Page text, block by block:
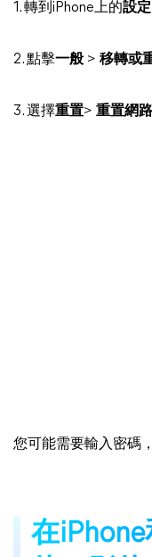
1. 轉到iPhone上的設定
2. 點擊一般 > 移轉或
3. 選擇重置> 重置網
您可能需要輸入密碼
在